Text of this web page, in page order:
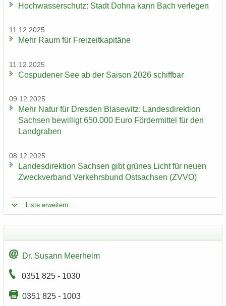
Hoch­was­ser­schutz: Stadt Dohna kann Bach ver­le­gen
11.12.2025
Mehr Raum für Frei­zeit­ka­pi­tä­ne
11.12.2025
Cos­pu­de­ner See ab der Sai­son 2026 schiff­bar
09.12.2025
Mehr Natur für Dres­den Bla­se­witz: Lan­des­di­rek­ti­on
Sach­sen be­wil­ligt 650.000 Euro För­der­mit­tel für den
Land­gra­ben
08.12.2025
Lan­des­di­rek­ti­on Sach­sen gibt grü­nes Licht für neuen
Zweck­ver­band Ver­kehrs­bund Ost­sach­sen (ZVVO)
Liste er­wei­tern ...
Dr. Su­sann Meer­heim
0351 825 - 1030
0351 825 - 1003